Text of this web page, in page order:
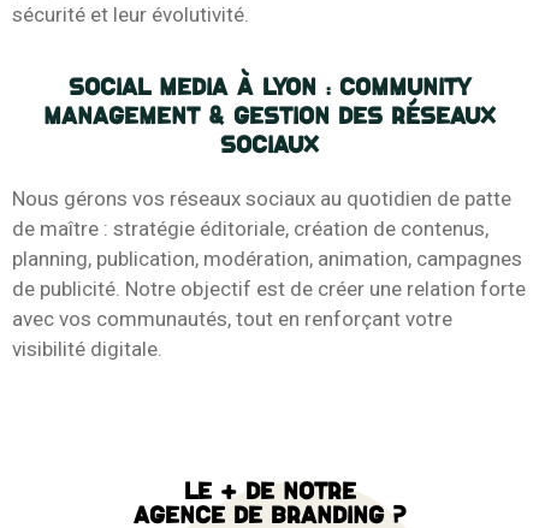
sécurité et leur évolutivité.
Social media à LYon : Community
management & gestion des réseaux
sociaux
Nous gérons vos réseaux sociaux au quotidien de patte
de maître : stratégie éditoriale, création de contenus,
planning, publication, modération, animation, campagnes
de publicité. Notre objectif est de créer une relation forte
avec vos communautés, tout en renforçant votre
visibilité digitale.
Le + de notre
agence de Branding ?